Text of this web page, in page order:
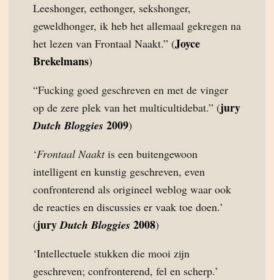
Leeshonger, eethonger, sekshonger,
geweldhonger, ik heb het allemaal gekregen na
het lezen van Frontaal Naakt.” (Joyce
Brekelmans)
“Fucking goed geschreven en met de vinger
op de zere plek van het multicultidebat.” (jury
Dutch Bloggies 2009)
‘Frontaal Naaktis een buitengewoon
intelligent en kunstig geschreven, even
confronterend als origineel weblog waar ook
de reacties en discussies er vaak toe doen.’
(juryDutch Bloggies 2008)
‘Intellectuele stukken die mooi zijn
geschreven; confronterend, fel en scherp.’